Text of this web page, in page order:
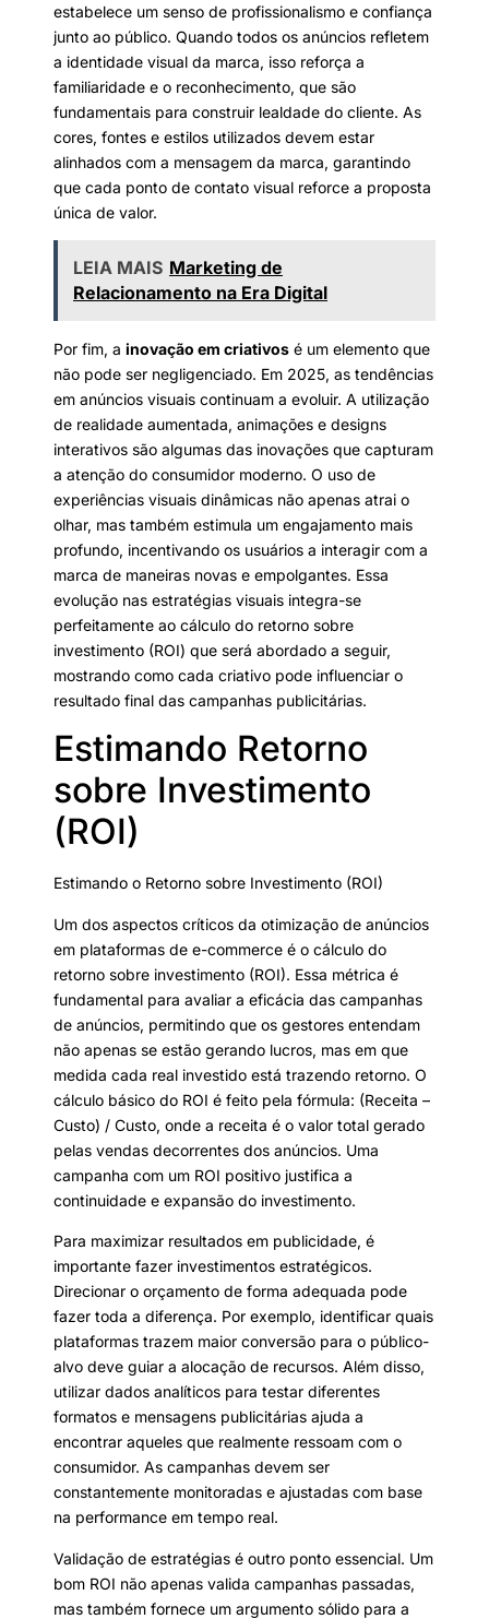
estabelece um senso de profissionalismo e confiança
junto ao público. Quando todos os anúncios refletem
a identidade visual da marca, isso reforça a
familiaridade e o reconhecimento, que são
fundamentais para construir lealdade do cliente. As
cores, fontes e estilos utilizados devem estar
alinhados com a mensagem da marca, garantindo
que cada ponto de contato visual reforce a proposta
única de valor.
LEIA MAIS Marketing de
Relacionamento na Era Digital
Por fim, a inovação em criativos é um elemento que
não pode ser negligenciado. Em 2025, as tendências
em anúncios visuais continuam a evoluir. A utilização
de realidade aumentada, animações e designs
interativos são algumas das inovações que capturam
a atenção do consumidor moderno. O uso de
experiências visuais dinâmicas não apenas atrai o
olhar, mas também estimula um engajamento mais
profundo, incentivando os usuários a interagir com a
marca de maneiras novas e empolgantes. Essa
evolução nas estratégias visuais integra-se
perfeitamente ao cálculo do retorno sobre
investimento (ROI) que será abordado a seguir,
mostrando como cada criativo pode influenciar o
resultado final das campanhas publicitárias.
Estimando Retorno
sobre Investimento
(ROI)
Estimando o Retorno sobre Investimento (ROI)
Um dos aspectos críticos da otimização de anúncios
em plataformas de e-commerce é o cálculo do
retorno sobre investimento (ROI). Essa métrica é
fundamental para avaliar a eficácia das campanhas
de anúncios, permitindo que os gestores entendam
não apenas se estão gerando lucros, mas em que
medida cada real investido está trazendo retorno. O
cálculo básico do ROI é feito pela fórmula: (Receita –
Custo) / Custo, onde a receita é o valor total gerado
pelas vendas decorrentes dos anúncios. Uma
campanha com um ROI positivo justifica a
continuidade e expansão do investimento.
Para maximizar resultados em publicidade, é
importante fazer investimentos estratégicos.
Direcionar o orçamento de forma adequada pode
fazer toda a diferença. Por exemplo, identificar quais
plataformas trazem maior conversão para o público-
alvo deve guiar a alocação de recursos. Além disso,
utilizar dados analíticos para testar diferentes
formatos e mensagens publicitárias ajuda a
encontrar aqueles que realmente ressoam com o
consumidor. As campanhas devem ser
constantemente monitoradas e ajustadas com base
na performance em tempo real.
Validação de estratégias é outro ponto essencial. Um
bom ROI não apenas valida campanhas passadas,
mas também fornece um argumento sólido para a